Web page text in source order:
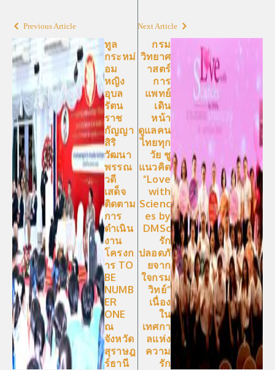
Previous Article
ทูล
กระหม่
อม
หญิง
อุบล
รัตน
ราช
กัญญา
สิริ
วัฒนา
พรรณ
วดี
เสด็จ
ติดตาม
การ
ดำเนิน
งาน
โครงก
าร TO
BE
NUMB
ER
ONE
ณ
จังหวัด
สุราษฎ
ร์ธานี
Next Article
กรม
วิทยาศ
าสตร์
การ
แพทย์
เดิน
หน้า
ดูแลคน
ไทยทุก
วัย ชู
แนวคิด
“Love
with
Scienc
es by
DMSc
รัก
ปลอดภั
ยจาก
ใจกรม
วิทย์”
เนื่อง
ใน
เทศกา
ลแห่ง
ความ
รัก